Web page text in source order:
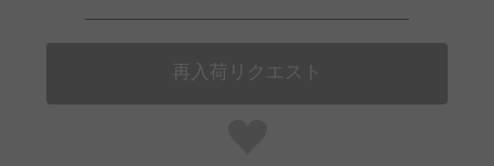
再入荷リクエスト